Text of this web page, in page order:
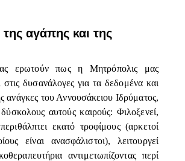
αγάπης και της
ερωτούν πως η Μητρόπολις μας
στις δυσανάλογες για τα δεδομένα και
ανάγκες του Αννουσάκειου Ιδρύματος,
αυτούς καιρούς: Φιλοξενεί,
εκατό τροφίμους (αρκετοί
είναι ανασφάλιστοι), λειτουργεί
αντιμετωπίζοντας περί